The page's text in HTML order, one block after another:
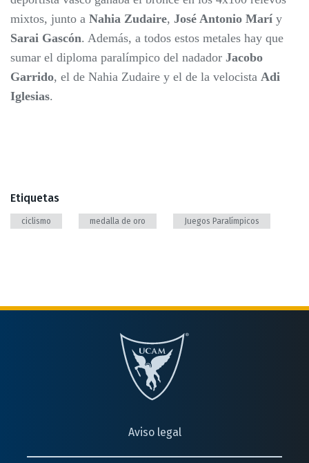
mixtos, junto a Nahia Zudaire, José Antonio Marí y
Sarai Gascón. Además, a todos estos metales hay que
sumar el diploma paralímpico del nadador Jacobo
Garrido, el de Nahia Zudaire y el de la velocista Adi
Iglesias.
Etiquetas
ciclismo medalla de oro Juegos Paralímpicos
Aviso legal